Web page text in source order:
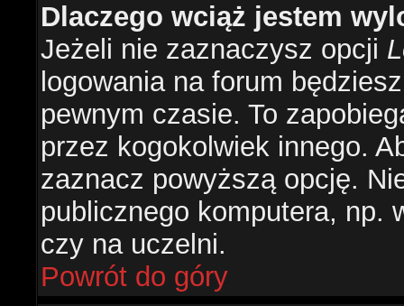
Dlaczego wciąż jestem
Jeżeli nie zaznaczysz opcji
logowania na forum
pewnym czasie. To
przez kogokolwiek innego.
zaznacz powyższą opcję.
publicznego komputera, np.
czy na uczelni.
Powrót do góry